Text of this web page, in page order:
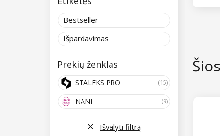
Bestseller
Išpardavimas
Prekių ženklas
STALEKS PRO (15)
NANI (9)
Išvalyti filtrą